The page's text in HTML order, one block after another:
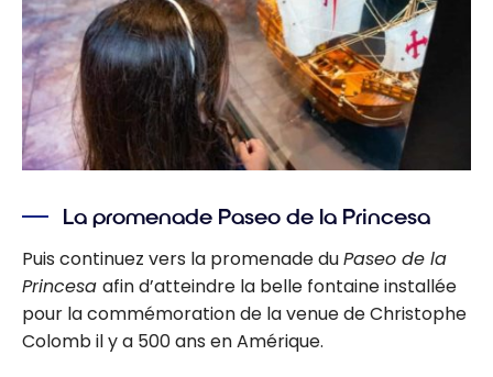
La promenade Paseo de la Princesa
Puis continuez vers la promenade duPaseo de la
Princesa afin d’atteindre la belle fontaine installée
pour la commémoration de la venue de Christophe
Colomb il y a 500 ans en Amérique.